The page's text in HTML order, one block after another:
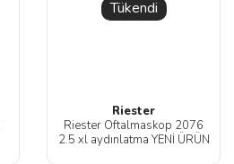
Tükendi
Riester
Riester Oftalmaskop 2076
2.5 xl aydınlatma YENİ ÜRÜN